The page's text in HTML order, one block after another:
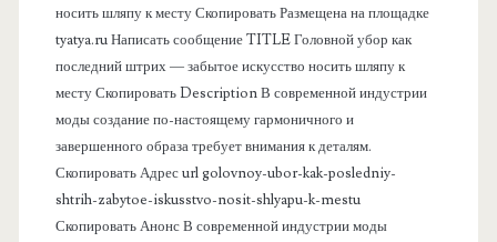
носить шляпу к месту Скопировать Размещена на площадке
tyatya.ru Написать сообщение TITLE Головной убор как
последний штрих — забытое искусство носить шляпу к
месту Скопировать Description В современной индустрии
моды создание по-настоящему гармоничного и
завершенного образа требует внимания к деталям.
Скопировать Адрес url golovnoy-ubor-kak-posledniy-
shtrih-zabytoe-iskusstvo-nosit-shlyapu-k-mestu
Скопировать Анонс В современной индустрии моды